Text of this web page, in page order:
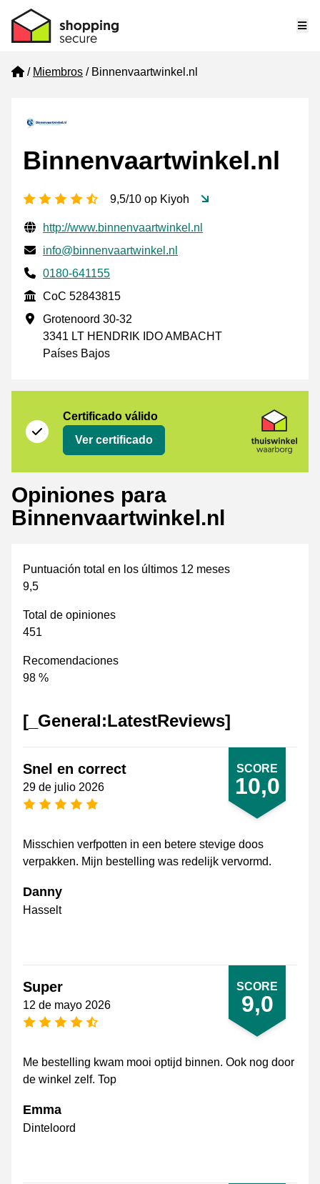
Home
Miembros Binnenvaartwinkel.nl
Binnenvaartwinkel.nl
[_General:NumberOfStarsPluralFormat]
9,5/10 op Kiyoh
Información de contacto verificada
Website URL
http://www.binnenvaartwinkel.nl
Envía un correo electrónico a
info@binnenvaartwinkel.nl
Phone number
0180-641155
CoC
CoC 52843815
Dirección de la empresa
Grotenoord 30-32
3341 LT HENDRIK IDO AMBACHT
Países Bajos
Certificado válido
Ver certificado
Opiniones para
Binnenvaartwinkel.nl
Puntuación total en los últimos 12 meses
9,5
Total de opiniones
451
Recomendaciones
98 %
[_General:LatestReviews]
SCORE
10,0
Snel en correct
29 de julio 2026
[_General:NumberOfStarsPluralFormat]
Misschien verfpotten in een betere stevige doos
verpakken. Mijn bestelling was redelijk vervormd.
Danny
Hasselt
SCORE
9,0
Super
12 de mayo 2026
[_General:NumberOfStarsPluralFormat]
Me bestelling kwam mooi optijd binnen. Ook nog door
de winkel zelf. Top
Emma
Dinteloord